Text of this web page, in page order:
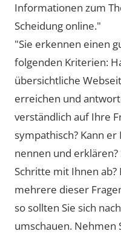
Informationen zum
Scheidung online."
"Sie erkennen einen
folgenden Kriterien:
übersichtliche
erreichen und
verständlich auf Ihre
sympathisch? Kann
nennen und
Schritte mit Ihnen
mehrere dieser
so sollten Sie sich
umschauen. Nehmen